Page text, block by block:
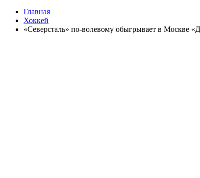
Главная
Хоккей
«Северсталь» по-волевому обыгрывает в Москве